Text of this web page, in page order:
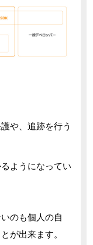
や、追跡を行う
ようになってい
のも個人の自
が出来ます。